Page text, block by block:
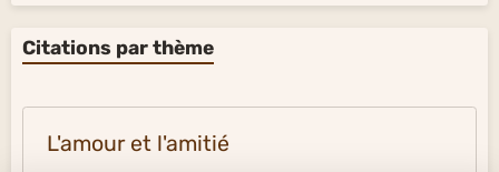
Citations par thème
L'amour et l'amitié